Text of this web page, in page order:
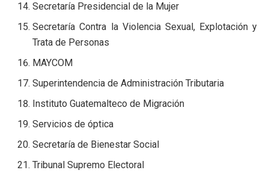
Secretaría Presidencial de la Mujer
Secretaría Contra la Violencia Sexual, Explotación y
Trata de Personas
MAYCOM
Superintendencia de Administración Tributaria
Instituto Guatemalteco de Migración
Servicios de óptica
Secretaría de Bienestar Social
Tribunal Supremo Electoral